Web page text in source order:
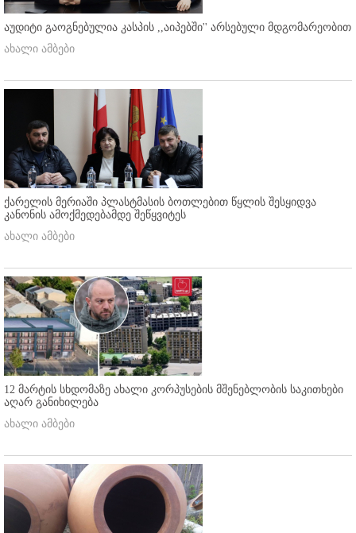
აუდიტი გაოგნებულია კასპის ,,აიპებში'' არსებული მდგომარეობით
ახალი ამბები
ქარელის მერიაში პლასტმასის ბოთლებით წყლის შესყიდვა
კანონის ამოქმედებამდე შეწყვიტეს
ახალი ამბები
12 მარტის სხდომაზე ახალი კორპუსების მშენებლობის საკითხები
აღარ განიხილება
ახალი ამბები